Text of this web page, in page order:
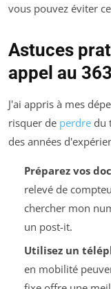
vous pouvez éviter
Astuces
appel au
J'ai appris à mes
risquer de perdre du
des années
Préparez vos
relevé de
chercher mon
un post-it.
Utilisez un
en mobilité